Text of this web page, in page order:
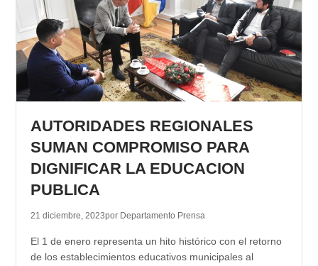
AUTORIDADES REGIONALES
SUMAN COMPROMISO PARA
DIGNIFICAR LA EDUCACION
PUBLICA
21 diciembre, 2023por Departamento Prensa
El 1 de enero representa un hito histórico con el retorno
de los establecimientos educativos municipales al